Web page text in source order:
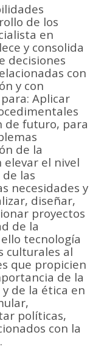
de los
en
y consolida
decisiones
con
y con
Aplicar
de futuro, para
de la
el nivel
las
necesidades y
diseñar,
proyectos
de la
tecnología
culturales al
que propicien
de la
de la ética en
políticas,
con la